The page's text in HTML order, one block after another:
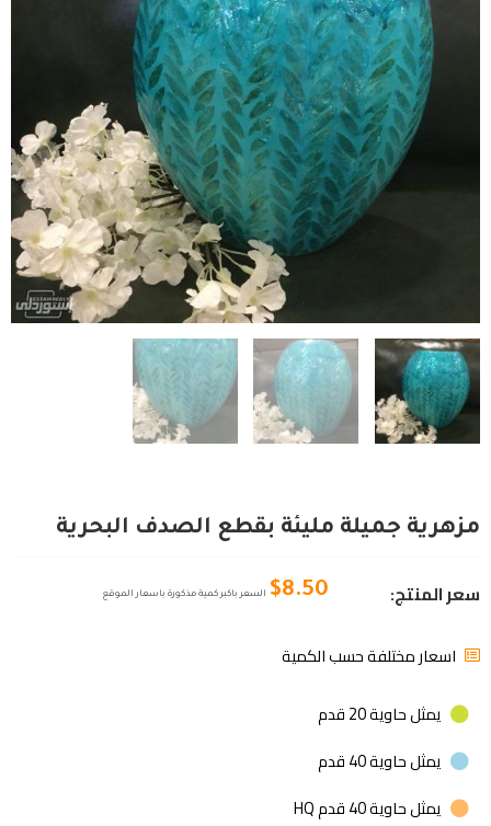
مزهرية جميلة مليئة بقطع الصدف البحرية
سعر المنتج: $8.50 السعر باكبر كمية مذكورة باسعار الموقع
اسعار مختلفة حسب الكمية
يمثل حاوية 20 قدم
يمثل حاوية 40 قدم
يمثل حاوية 40 قدم HQ